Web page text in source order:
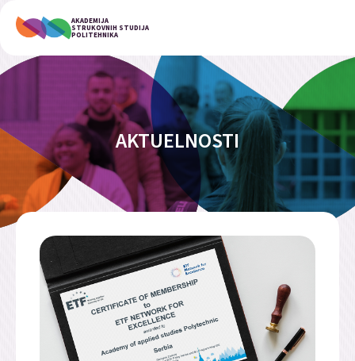
AKADEMIJA
STRUKOVNIH STUDIJA
POLITEHNIKA
AKTUELNOSTI